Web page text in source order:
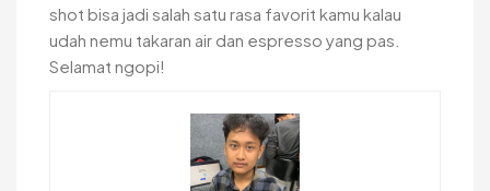
shot bisa jadi salah satu rasa favorit kamu kalau
udah nemu takaran air dan espresso yang pas.
Selamat ngopi!